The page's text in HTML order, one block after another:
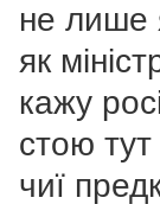
не лише
як
кажу
стою
чиї